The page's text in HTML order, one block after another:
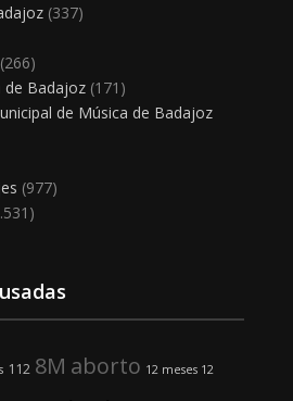
(337)
(266)
de Badajoz(171)
de Música de Badajoz
(977)
112 8M aborto 12 meses 12